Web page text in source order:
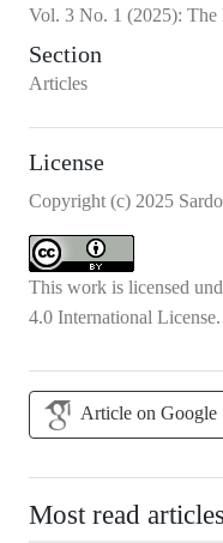
Vol. 3 No. 1 (2025): The
Section
Articles
License
Copyright (c) 2025
This work is licensed
4.0 International License.
Article on Google
Most read